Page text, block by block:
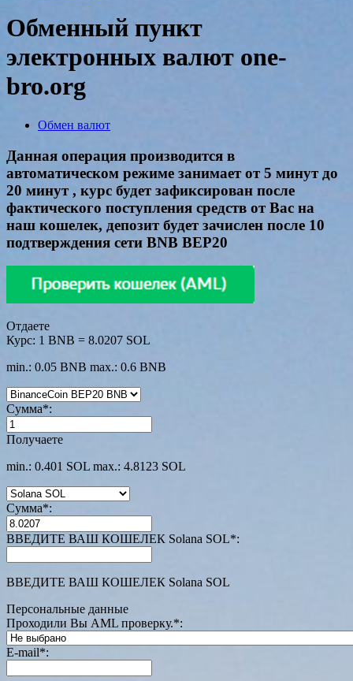
Обменный пункт
электронных валют one-
bro.org
Обмен валют
Данная операция производится в
автоматическом режиме занимает от 5 минут до
20 минут , курс будет зафиксирован после
фактического поступления средств от Вас на
наш кошелек, депозит будет зачислен после 10
подтверждения сети BNB BEP20
Отдаете
Курс: 1 BNB = 8.0207 SOL
min.: 0.05 BNB max.: 0.6 BNB
Сумма*:
Получаете
min.: 0.401 SOL max.: 4.8123 SOL
Сумма*:
ВВЕДИТЕ ВАШ КОШЕЛЕК Solana SOL*:
ВВЕДИТЕ ВАШ КОШЕЛЕК Solana SOL
Персональные данные
Проходили Вы AML проверку.*:
E-mail*: